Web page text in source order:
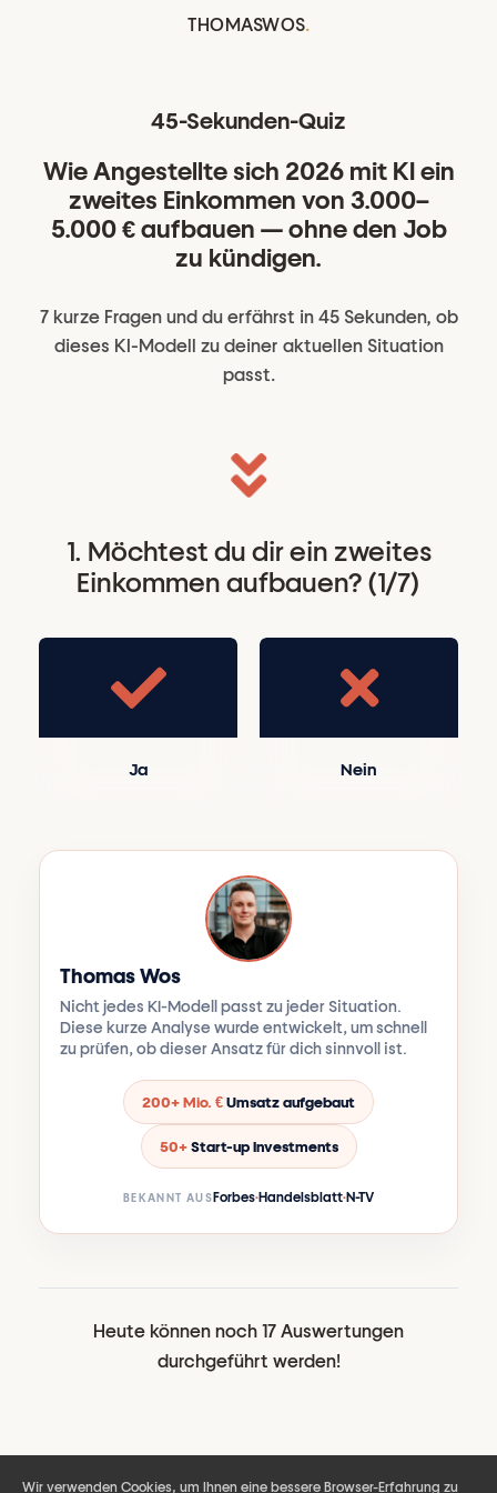
THOMASWOS.
45-Sekunden-Quiz
Wie Angestellte sich 2026 mit KI ein
zweites Einkommen von 3.000–
5.000 € aufbauen — ohne den Job
zu kündigen.
7 kurze Fragen und du erfährst in 45 Sekunden, ob
dieses KI-Modell zu deiner aktuellen Situation
passt.
1. Möchtest du dir ein zweites
Einkommen aufbauen? (1/7)
Ja Nein
Thomas Wos
Nicht jedes KI-Modell passt zu jeder Situation.
Diese kurze Analyse wurde entwickelt, um schnell
zu prüfen, ob dieser Ansatz für dich sinnvoll ist.
200+ Mio. €Umsatz aufgebaut
50+Start-up Investments
BEKANNT AUSForbes·Handelsblatt·N-TV
Heute können noch 17 Auswertungen
durchgeführt werden!
Wir verwenden Cookies, um Ihnen eine bessere Browser-Erfahrung zu